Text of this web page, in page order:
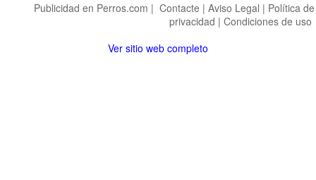
Publicidad en Perros.com | Contacte | Aviso Legal | Política de
privacidad | Condiciones de uso
Ver sitio web completo